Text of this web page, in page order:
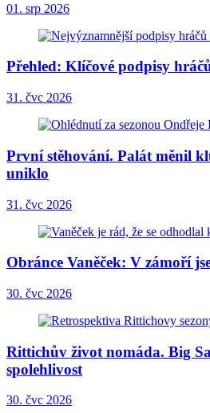
01. srp 2026
Přehled: Klíčové podpisy
31. čvc 2026
První stěhování. Palát měnil
uniklo
31. čvc 2026
Obránce Vaněček: V zámoří
30. čvc 2026
Rittichův život nomáda. Big
spolehlivost
30. čvc 2026